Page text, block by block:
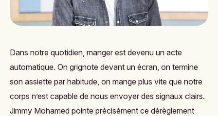
Dans notre quotidien, manger est devenu un acte
automatique. On grignote devant un écran, on termine
son assiette par habitude, on mange plus vite que notre
corps n’est capable de nous envoyer des signaux clairs.
Jimmy Mohamed pointe précisément ce dérèglement